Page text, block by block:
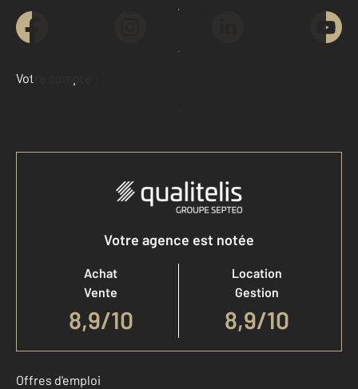
Contacter l'agence
Demander une estimation
Votre compte :
Accéder à mon compte
Votre agence est notée
Achat
Vente
8,9/10
Location
Gestion
8,9/10
Offres d'emploi